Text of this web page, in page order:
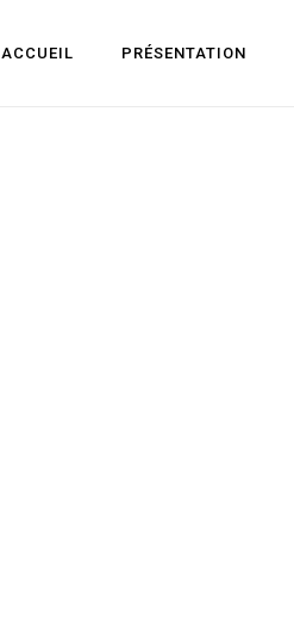
ACCUEIL PRÉSENTATION